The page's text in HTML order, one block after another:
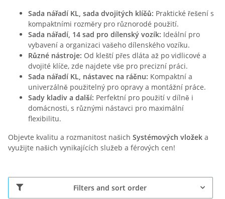
Sada nářadí KL, sada dvojitých klíčů: Praktické řešení s
kompaktními rozměry pro různorodé použití.
Sada nářadí, 14 sad pro dílenský vozík: Ideální pro
vybavení a organizaci vašeho dílenského vozíku.
Různé nástroje: Od kleští přes dláta až po vidlicové a
dvojité klíče, zde najdete vše pro precizní práci.
Sada nářadí KL, nástavec na ráčnu: Kompaktní a
univerzálně použitelný pro opravy a montážní práce.
Sady kladiv a další: Perfektní pro použití v dílně i
domácnosti, s různými nástavci pro maximální
flexibilitu.
Objevte kvalitu a rozmanitost našich Systémových vložek a
využijte našich vynikajících služeb a férových cen!
Filters and sort order